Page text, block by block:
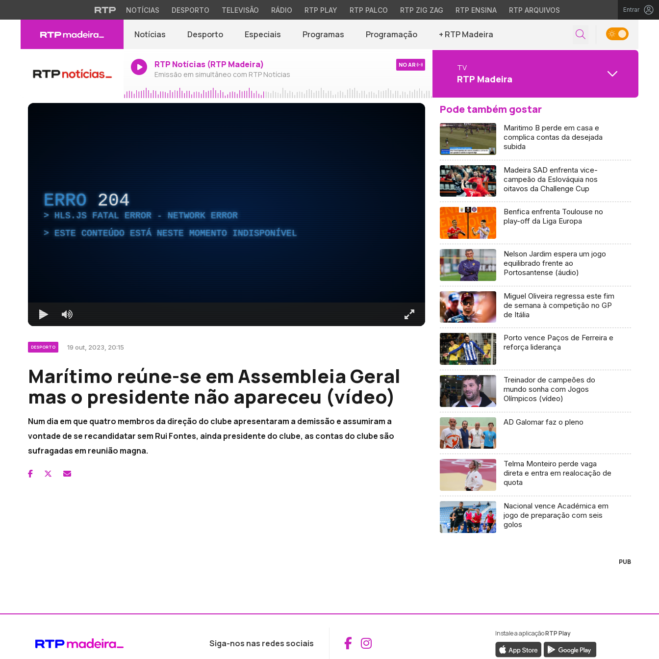
NOTÍCIAS DESPORTO TELEVISÃO RÁDIO RTP PLAY RTP PALCO RTP ZIG ZAG RTP ENSINA RTP ARQUIVOS Entrar
Notícias Desporto Especiais Programas Programação + RTP Madeira
RTP Notícias (RTP Madeira)
Emissão em simultâneo com RTP Notícias
NO AR TV
RTP Madeira
ERRO 204
HLS.JS FATAL ERROR - NETWORK ERROR
ESTE CONTEÚDO ESTÁ NESTE MOMENTO INDISPONÍVEL
DESPORTO 19 out, 2023, 20:15
Marítimo reúne-se em Assembleia Geral
mas o presidente não apareceu (vídeo)
Num dia em que quatro membros da direção do clube apresentaram a demissão e assumiram a
vontade de se recandidatar sem Rui Fontes, ainda presidente do clube, as contas do clube são
sufragadas em reunião magna.
Pode também gostar
Maritimo B perde em casa e
complica contas da desejada
subida
Madeira SAD enfrenta vice-
campeão da Eslováquia nos
oitavos da Challenge Cup
Benfica enfrenta Toulouse no
play-off da Liga Europa
Nelson Jardim espera um jogo
equilibrado frente ao
Portosantense (áudio)
Miguel Oliveira regressa este fim
de semana à competição no GP
de Itália
Porto vence Paços de Ferreira e
reforça liderança
Treinador de campeões do
mundo sonha com Jogos
Olímpicos (vídeo)
AD Galomar faz o pleno
Telma Monteiro perde vaga
direta e entra em realocação de
quota
Nacional vence Académica em
jogo de preparação com seis
golos
PUB
Siga-nos nas redes sociais Aceder ao Facebook da RTP Madeira
Aceder ao Instagram da RTP Madeira
Instale a aplicaçãoRTP Play